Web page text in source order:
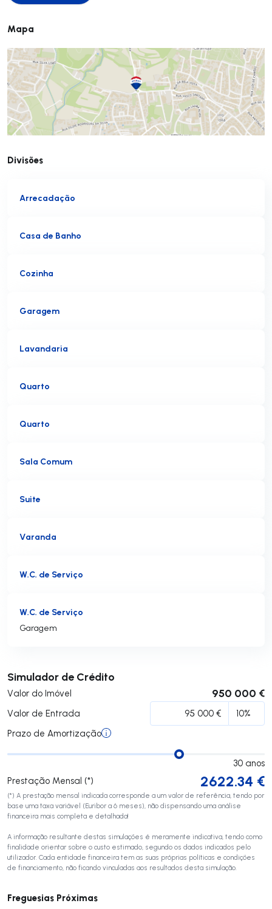
Mapa
Divisões
Arrecadação
Casa de Banho
Cozinha
Garagem
Lavandaria
Quarto
Quarto
Sala Comum
Suite
Varanda
W.C. de Serviço
W.C. de Serviço
Garagem
Simulador de Crédito
Valor do Imóvel 950 000 €
Valor de Entrada
Prazo de Amortização
30 anos
Prestação Mensal (*)
2622.34 €
(*) A prestação mensal indicada corresponde a um valor de referência, tendo por
base uma taxa variável (Euribor a 6 meses), não dispensando uma análise
financeira mais completa e detalhada!
A informação resultante destas simulações é meramente indicativa, tendo como
finalidade orientar sobre o custo estimado, segundo os dados indicados pelo
utilizador. Cada entidade financeira tem as suas próprias políticas e condições
de financiamento, não ficando vinculadas aos resultados desta simulação.
Submeter
Freguesias Próximas